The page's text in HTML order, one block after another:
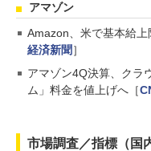
アマゾン
Amazon、米で基本給
経済新聞］
アマゾン4Q決算、クラ
ム」料金を値上げへ［
市場調査／指標（国